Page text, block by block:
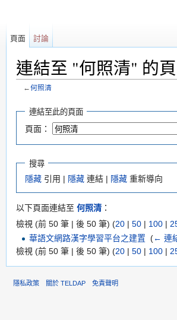
連結至 "何照清" 的
←何照清
連結至此的頁面
頁面：
搜尋
隱藏 引用 | 隱藏 連結 | 隱藏 重新導向
以下頁面連結至 何照清 ：
檢視 (前 50 筆 | 後 50 筆) (20 | 50 | 100 |
華語文網路漢字學習平台之建置
(← 連
檢視 (前 50 筆 | 後 50 筆) (20 | 50 | 100 |
頁面 討論
隱私政策 關於 TELDAP 免責聲明